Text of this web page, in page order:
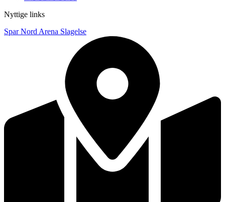
Nyttige links
Spar Nord Arena Slagelse